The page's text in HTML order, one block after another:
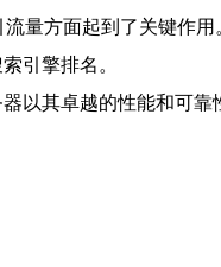
量方面起到了关键作
引擎排名。
以其卓越的性能和可